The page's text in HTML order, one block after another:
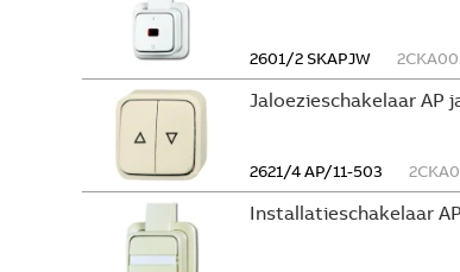
2601/2 SKAPJW
Jaloezieschakelaar AP
2621/4 AP/11-503
Installatieschakelaar